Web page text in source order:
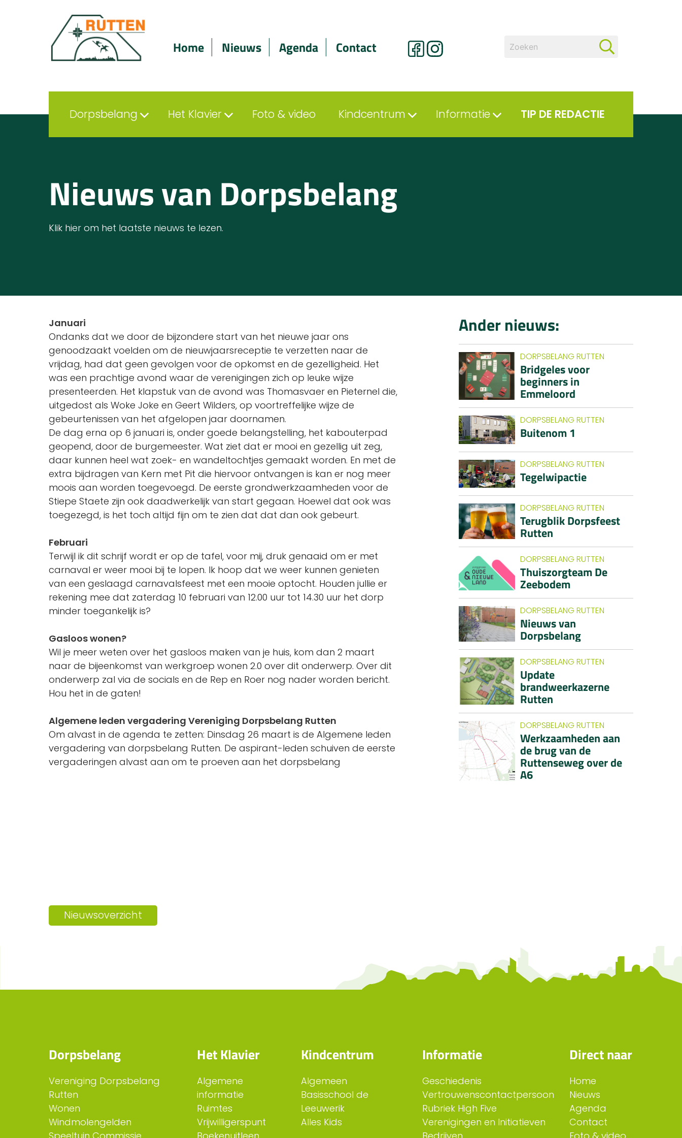
Home Nieuws Agenda Contact
Dorpsbelang Het Klavier Foto & video Kindcentrum Informatie TIP DE REDACTIE
Nieuws van Dorpsbelang
Klik hier om het laatste nieuws te lezen.
Januari
Ondanks dat we door de bijzondere start van het nieuwe jaar ons
genoodzaakt voelden om de nieuwjaarsreceptie te verzetten naar de
vrijdag, had dat geen gevolgen voor de opkomst en de gezelligheid. Het
was een prachtige avond waar de verenigingen zich op leuke wijze
presenteerden. Het klapstuk van de avond was Thomasvaer en Pieternel die,
uitgedost als Woke Joke en Geert Wilders, op voortreffelijke wijze de
gebeurtenissen van het afgelopen jaar doornamen.
De dag erna op 6 januari is, onder goede belangstelling, het kabouterpad
geopend, door de burgemeester. Wat ziet dat er mooi en gezellig uit zeg,
daar kunnen heel wat zoek- en wandeltochtjes gemaakt worden. En met de
extra bijdragen van Kern met Pit die hiervoor ontvangen is kan er nog meer
moois aan worden toegevoegd. De eerste grondwerkzaamheden voor de
Stiepe Staete zijn ook daadwerkelijk van start gegaan. Hoewel dat ook was
toegezegd, is het toch altijd fijn om te zien dat dat dan ook gebeurt.
Februari
Terwijl ik dit schrijf wordt er op de tafel, voor mij, druk genaaid om er met
carnaval er weer mooi bij te lopen. Ik hoop dat we weer kunnen genieten
van een geslaagd carnavalsfeest met een mooie optocht. Houden jullie er
rekening mee dat zaterdag 10 februari van 12.00 uur tot 14.30 uur het dorp
minder toegankelijk is?
Gasloos wonen?
Wil je meer weten over het gasloos maken van je huis, kom dan 2 maart
naar de bijeenkomst van werkgroep wonen 2.0 over dit onderwerp. Over dit
onderwerp zal via de socials en de Rep en Roer nog nader worden bericht.
Hou het in de gaten!
Algemene leden vergadering Vereniging Dorpsbelang Rutten
Om alvast in de agenda te zetten: Dinsdag 26 maart is de Algemene leden
vergadering van dorpsbelang Rutten. De aspirant-leden schuiven de eerste
vergaderingen alvast aan om te proeven aan het dorpsbelang
Nieuwsoverzicht
Ander nieuws:
DORPSBELANG RUTTEN
Bridgeles voor
beginners in
Emmeloord
DORPSBELANG RUTTEN
Buitenom 1
DORPSBELANG RUTTEN
Tegelwipactie
DORPSBELANG RUTTEN
Terugblik Dorpsfeest
Rutten
DORPSBELANG RUTTEN
Thuiszorgteam De
Zeebodem
DORPSBELANG RUTTEN
Nieuws van
Dorpsbelang
DORPSBELANG RUTTEN
Update
brandweerkazerne
Rutten
DORPSBELANG RUTTEN
Werkzaamheden aan
de brug van de
Ruttenseweg over de
A6
Dorpsbelang
Vereniging Dorpsbelang
Rutten
Wonen
Windmolengelden
Het Klavier
Algemene
informatie
Ruimtes
Vrijwilligerspunt
Kindcentrum
Algemeen
Basisschool de
Leeuwerik
Alles Kids
Informatie
Geschiedenis
Vertrouwenscontactpersoon
Rubriek High Five
Verenigingen en Initiatieven
Direct naar
Home
Nieuws
Agenda
Contact